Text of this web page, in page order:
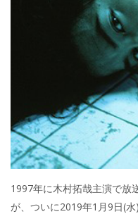
1997年に木村拓哉主演で放
が、ついに2019年1月9日(